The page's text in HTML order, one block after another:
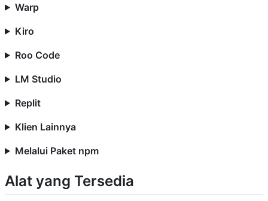
Warp
Kiro
Roo Code
LM Studio
Replit
Klien Lainnya
Melalui Paket npm
Alat yang Tersedia